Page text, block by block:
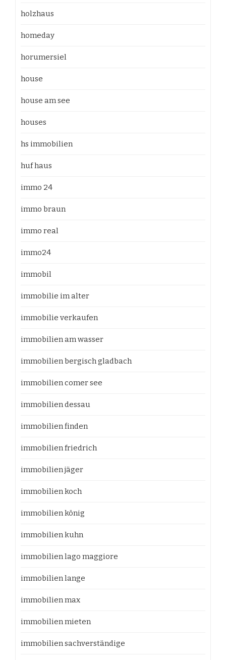
holzhaus
homeday
horumersiel
house
house am see
houses
hs immobilien
huf haus
immo 24
immo braun
immo real
immo24
immobil
immobilie im alter
immobilie verkaufen
immobilien am wasser
immobilien bergisch gladbach
immobilien comer see
immobilien dessau
immobilien finden
immobilien friedrich
immobilien jäger
immobilien koch
immobilien könig
immobilien kuhn
immobilien lago maggiore
immobilien lange
immobilien max
immobilien mieten
immobilien sachverständige